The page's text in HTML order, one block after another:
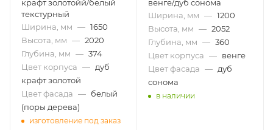
крафт золотойй/белый
текстурный
Ширина, мм — 1650
Высота, мм — 2020
Глубина, мм — 374
Цвет корпуса — дуб
крафт золотой
Цвет фасада — белый
(поры дерева)
изготовление под заказ
венге/дуб сонома
Ширина, мм — 1200
Высота, мм — 2052
Глубина, мм — 360
Цвет корпуса — венге
Цвет фасада — дуб
сонома
в наличии